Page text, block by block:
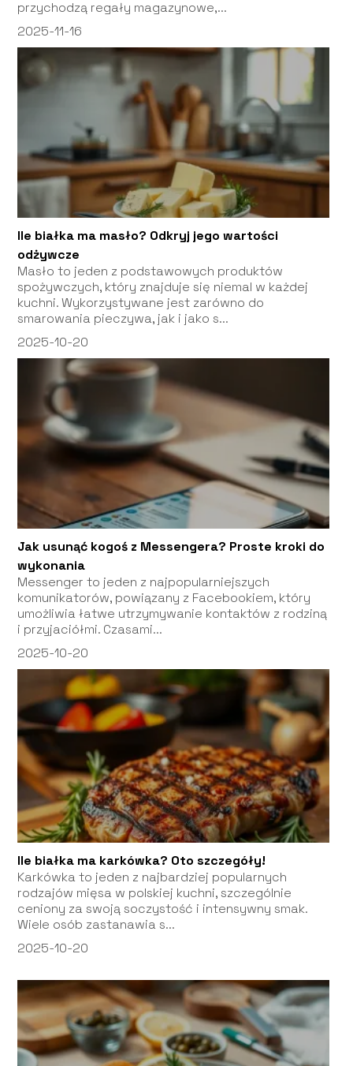
przychodzą regały magazynowe,...
2025-11-16
Ile białka ma masło? Odkryj jego wartości
odżywcze
Masło to jeden z podstawowych produktów
spożywczych, który znajduje się niemal w każdej
kuchni. Wykorzystywane jest zarówno do
smarowania pieczywa, jak i jako s...
2025-10-20
Jak usunąć kogoś z Messengera? Proste kroki do
wykonania
Messenger to jeden z najpopularniejszych
komunikatorów, powiązany z Facebookiem, który
umożliwia łatwe utrzymywanie kontaktów z rodziną
i przyjaciółmi. Czasami...
2025-10-20
Ile białka ma karkówka? Oto szczegóły!
Karkówka to jeden z najbardziej popularnych
rodzajów mięsa w polskiej kuchni, szczególnie
ceniony za swoją soczystość i intensywny smak.
Wiele osób zastanawia s...
2025-10-20